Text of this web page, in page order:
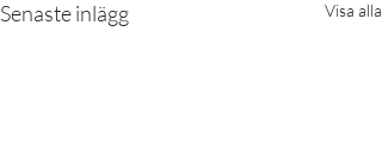
Senaste inlägg Visa alla